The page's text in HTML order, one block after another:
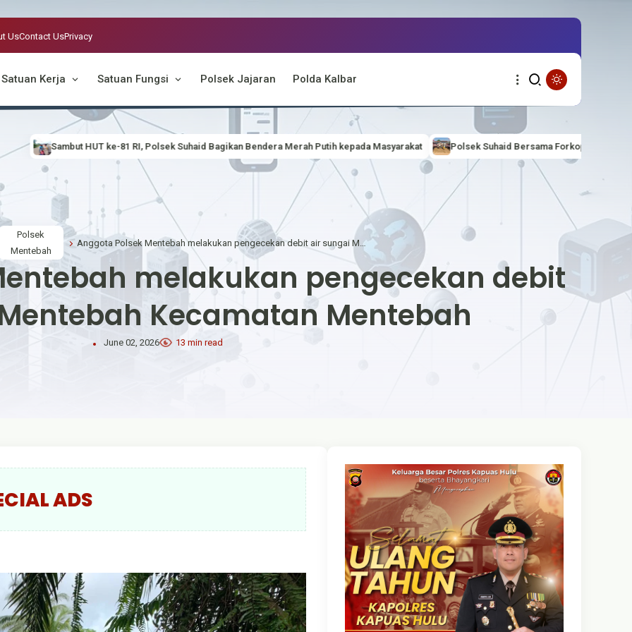
UsContact UsPrivacy
Satuan Kerja Satuan Fungsi Polsek Jajaran Polda Kalbar
81 RI, Polsek Suhaid Bagikan Bendera Merah Putih kepada Masyarakat Polsek Suhaid Bersama Forkopimcam dan Masyarakat Gotong
Polsek
Mentebah
Anggota Polsek Mentebah melakukan pengecekan debit air sungai Mentebah Kecamatan Mentebah
melakukan pengecekan debit
Kecamatan Mentebah
June 02, 2026 13 min read
ADS